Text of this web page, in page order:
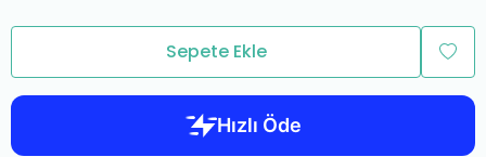
Sepete Ekle